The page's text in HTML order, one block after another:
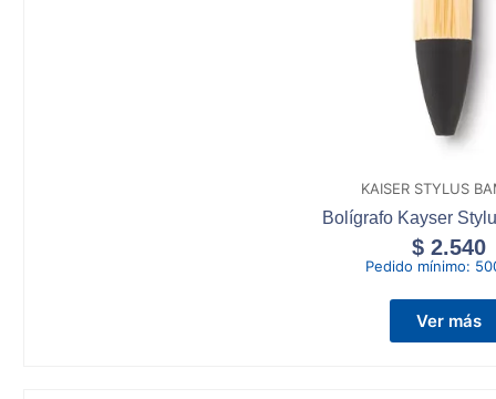
KAISER STYLUS
Bolígrafo Kayser
$ 2.540
Pedido mínimo:
Ver más